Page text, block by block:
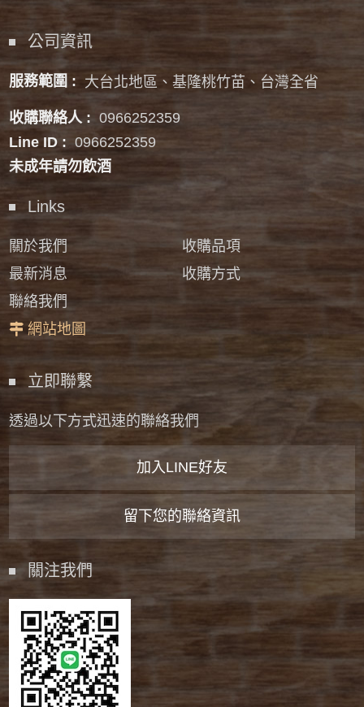
公司資訊
服務範圍 : 大台北地區、基隆桃竹苗、台灣全省
收購聯絡人 : 0966252359
Line ID : 0966252359
未成年請勿飲酒
Links
關於我們
收購品項
最新消息
收購方式
聯絡我們
網站地圖
立即聯繫
透過以下方式迅速的聯絡我們
加入LINE好友
留下您的聯絡資訊
關注我們